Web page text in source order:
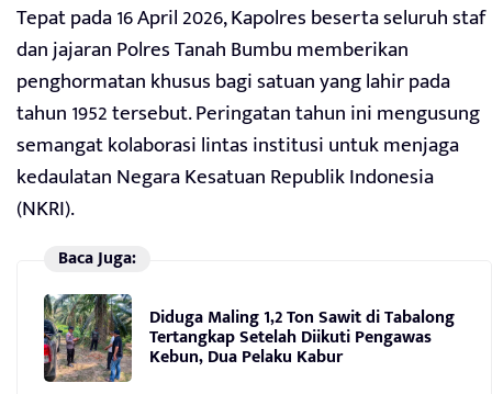
Tepat pada 16 April 2026, Kapolres beserta seluruh staf
dan jajaran Polres Tanah Bumbu memberikan
penghormatan khusus bagi satuan yang lahir pada
tahun 1952 tersebut. Peringatan tahun ini mengusung
semangat kolaborasi lintas institusi untuk menjaga
kedaulatan Negara Kesatuan Republik Indonesia
(NKRI).
Baca Juga:
Diduga Maling 1,2 Ton Sawit di Tabalong
Tertangkap Setelah Diikuti Pengawas
Kebun, Dua Pelaku Kabur